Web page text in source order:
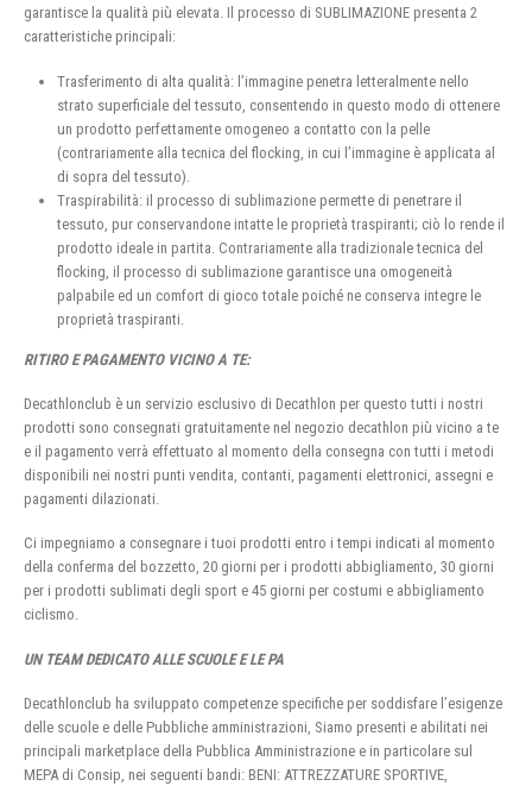
garantisce la qualità più elevata. Il processo di SUBLIMAZIONE presenta 2
caratteristiche principali:
Trasferimento di alta qualità: l’immagine penetra letteralmente nello
strato superficiale del tessuto, consentendo in questo modo di ottenere
un prodotto perfettamente omogeneo a contatto con la pelle
(contrariamente alla tecnica del flocking, in cui l’immagine è applicata al
di sopra del tessuto).
Traspirabilità: il processo di sublimazione permette di penetrare il
tessuto, pur conservandone intatte le proprietà traspiranti; ciò lo rende il
prodotto ideale in partita. Contrariamente alla tradizionale tecnica del
flocking, il processo di sublimazione garantisce una omogeneità
palpabile ed un comfort di gioco totale poiché ne conserva integre le
proprietà traspiranti.
RITIRO E PAGAMENTO VICINO A TE:
Decathlonclub è un servizio esclusivo di Decathlon per questo tutti i nostri
prodotti sono consegnati gratuitamente nel negozio decathlon più vicino a te
e il pagamento verrà effettuato al momento della consegna con tutti i metodi
disponibili nei nostri punti vendita, contanti, pagamenti elettronici, assegni e
pagamenti dilazionati.
Ci impegniamo a consegnare i tuoi prodotti entro i tempi indicati al momento
della conferma del bozzetto, 20 giorni per i prodotti abbigliamento, 30 giorni
per i prodotti sublimati degli sport e 45 giorni per costumi e abbigliamento
ciclismo.
UN TEAM DEDICATO ALLE SCUOLE E LE PA
Decathlonclub ha sviluppato competenze specifiche per soddisfare l’esigenze
delle scuole e delle Pubbliche amministrazioni, Siamo presenti e abilitati nei
principali marketplace della Pubblica Amministrazione e in particolare sul
MEPA di Consip, nei seguenti bandi: BENI: ATTREZZATURE SPORTIVE,